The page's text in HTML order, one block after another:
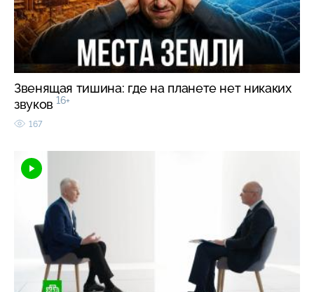
Звенящая тишина: где на планете нет никаких
звуков 16+
167